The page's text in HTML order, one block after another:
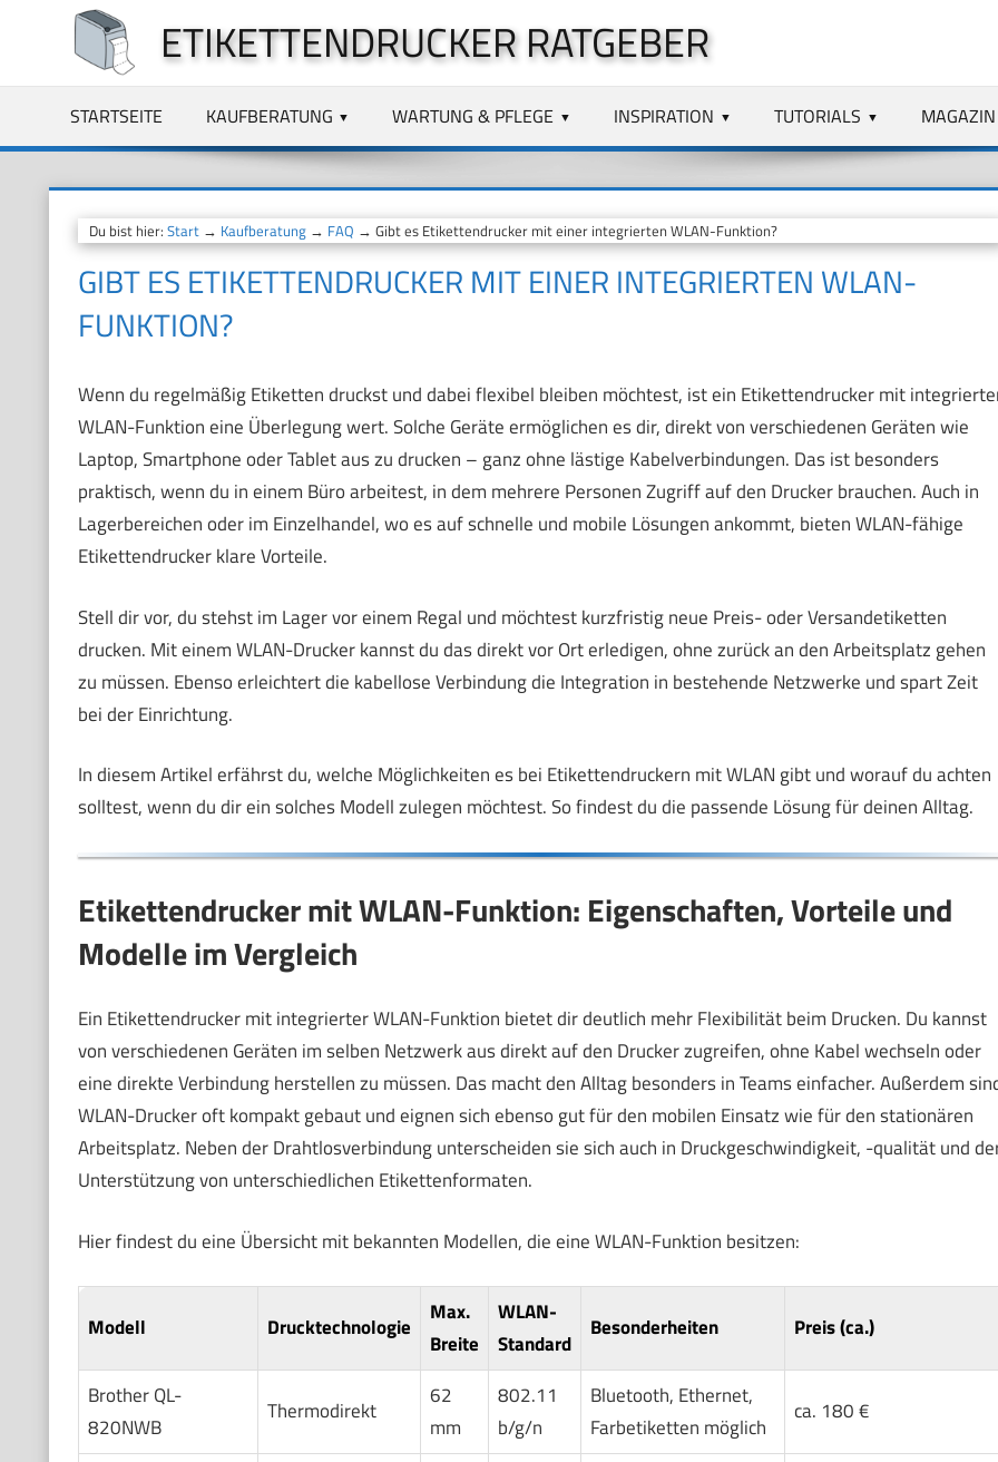
springen
ETIKETTENDRUCKER RATGEBER
STARTSEITE KAUFBERATUNG WARTUNG & PFLEGE INSPIRATION TUTORIALS MAGAZIN
Du bist hier: Start→ Kaufberatung→ FAQ → Gibt es Etikettendrucker mit einer integrierten WLAN-Funktion?
GIBT ES ETIKETTENDRUCKER MIT EINER INTEGRIERTEN WLAN-
FUNKTION?
Wenn du regelmäßig Etiketten druckst und dabei flexibel bleiben möchtest, ist ein Etikettendrucker mit
WLAN-Funktion eine Überlegung wert. Solche Geräte ermöglichen es dir, direkt von verschiedenen Geräten wie
Laptop, Smartphone oder Tablet aus zu drucken – ganz ohne lästige Kabelverbindungen. Das ist besonders
praktisch, wenn du in einem Büro arbeitest, in dem mehrere Personen Zugriff auf den Drucker brauchen. Auch in
Lagerbereichen oder im Einzelhandel, wo es auf schnelle und mobile Lösungen ankommt, bieten WLAN-fähige
Etikettendrucker klare Vorteile.
Stell dir vor, du stehst im Lager vor einem Regal und möchtest kurzfristig neue Preis- oder Versandetiketten
drucken. Mit einem WLAN-Drucker kannst du das direkt vor Ort erledigen, ohne zurück an den Arbeitsplatz gehen
zu müssen. Ebenso erleichtert die kabellose Verbindung die Integration in bestehende Netzwerke und spart Zeit
bei der Einrichtung.
In diesem Artikel erfährst du, welche Möglichkeiten es bei Etikettendruckern mit WLAN gibt und worauf du achten
solltest, wenn du dir ein solches Modell zulegen möchtest. So findest du die passende Lösung für deinen Alltag.
Etikettendrucker mit WLAN-Funktion: Eigenschaften, Vorteile und
Modelle im Vergleich
Ein Etikettendrucker mit integrierter WLAN-Funktion bietet dir deutlich mehr Flexibilität beim Drucken. Du kannst
von verschiedenen Geräten im selben Netzwerk aus direkt auf den Drucker zugreifen, ohne Kabel wechseln oder
eine direkte Verbindung herstellen zu müssen. Das macht den Alltag besonders in Teams einfacher. Außerdem
WLAN-Drucker oft kompakt gebaut und eignen sich ebenso gut für den mobilen Einsatz wie für den stationären
Arbeitsplatz. Neben der Drahtlosverbindung unterscheiden sie sich auch in Druckgeschwindigkeit, -qualität und
Unterstützung von unterschiedlichen Etikettenformaten.
Hier findest du eine Übersicht mit bekannten Modellen, die eine WLAN-Funktion besitzen:
Modell Drucktechnologie
Max.
Breite
WLAN-
Standard
Besonderheiten Preis (ca.)
Brother QL-
820NWB
Thermodirekt
62
mm
802.11
b/g/n
Bluetooth, Ethernet,
Farbetiketten möglich
ca. 180 €